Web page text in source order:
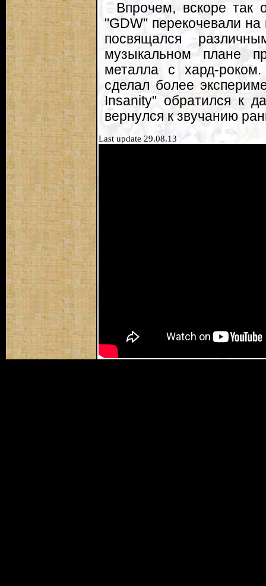
Впрочем, вскоре так
"GDW" перекочевали
посвящался
музыкальном плане
металла с хард-
сделал более
Insanity" обратился к
вернулся к звучанию
Last update 29.08.13